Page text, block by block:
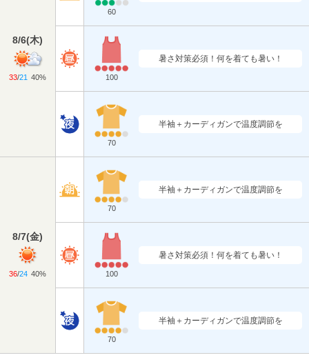
8/6(木)
33/21 40%
60
100
暑さ対策必須！何を着ても暑い！
70
半袖＋カーディガンで温度調節を
8/7(金)
36/24 40%
70
半袖＋カーディガンで温度調節を
100
暑さ対策必須！何を着ても暑い！
70
半袖＋カーディガンで温度調節を